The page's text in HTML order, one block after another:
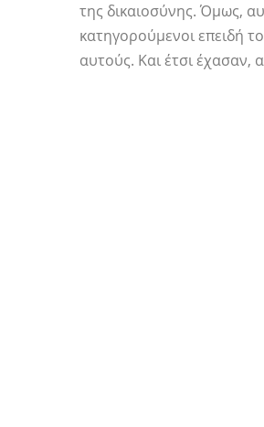
της δικαιοσύνης. Όμως,
κατηγορούμενοι επειδή
αυτούς. Και έτσι έχασαν,